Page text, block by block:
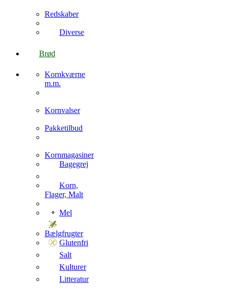
Redskaber
Diverse
Brød
Kornkværne
m.m.
Kornvalser
Pakketilbud
Kornmagasiner
Bagegrej
Korn,
Flager, Malt
Mel
Bælgfrugter
Glutenfri
Salt
Kulturer
Litteratur